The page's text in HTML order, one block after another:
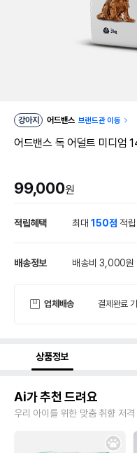
강아지 어드밴스 브랜드관 이동
어드밴스 독 어덜트 미디엄
99,000원
적립혜택 최대150점 적립
배송정보 배송비 3,000원
업체배송 결제완료
상품정보
Ai가 추천 드려요
우리 아이를 위한 맞춤 취향 저격